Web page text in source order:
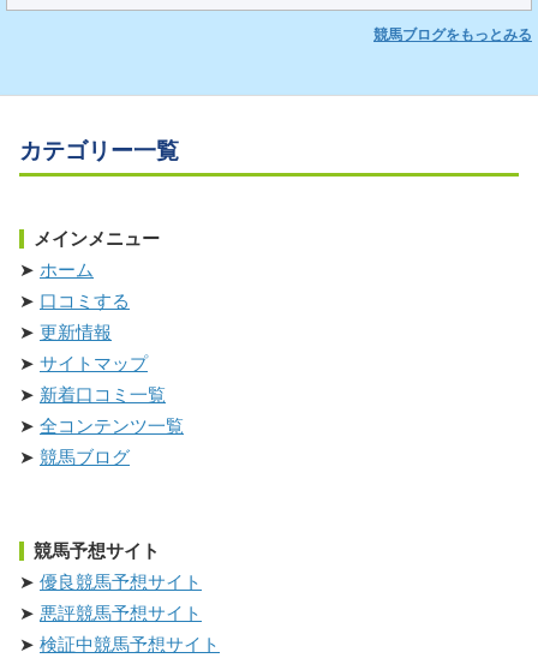
競馬ブログをもっとみる
カテゴリー一覧
メインメニュー
ホーム
口コミする
更新情報
サイトマップ
新着口コミ一覧
全コンテンツ一覧
競馬ブログ
競馬予想サイト
優良競馬予想サイト
悪評競馬予想サイト
検証中競馬予想サイト